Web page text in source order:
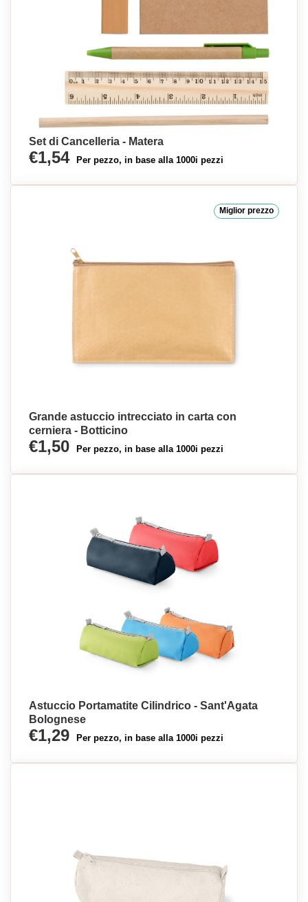
Set di Cancelleria - Matera
€1,54 Per pezzo, in base alla 1000i pezzi
Miglior prezzo
Grande astuccio intrecciato in carta con
cerniera - Botticino
€1,50 Per pezzo, in base alla 1000i pezzi
Astuccio Portamatite Cilindrico - Sant'Agata
Bolognese
€1,29 Per pezzo, in base alla 1000i pezzi